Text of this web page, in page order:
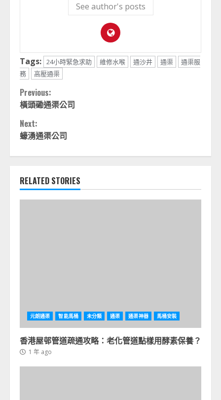
See author's posts
Tags: 24小時緊急求助 維修水喉 通沙井 通渠
通渠服
務
高壓通渠
Continue
Reading
Previous:
橫頭磡通渠公司
Next:
蠔湧通渠公司
RELATED STORIES
元朗通渠 智能馬桶 未分類 通渠 通渠神器 馬桶安裝
香港屋邨管道疏通攻略：老化管道點樣用酵素保養？
1 年 ago